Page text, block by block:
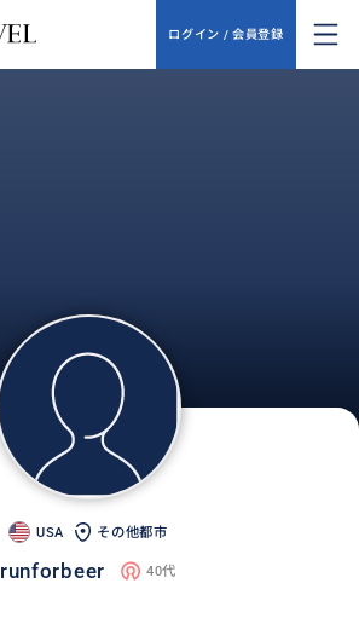
ログイン / 会員登録
USA その他都市
runforbeer 40代